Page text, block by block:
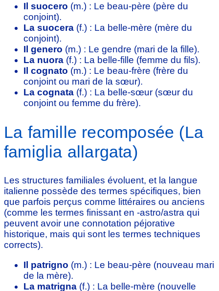
Il suocero (m.) : Le beau-père (père du
conjoint).
La suocera (f.) : La belle-mère (mère du
conjoint).
Il genero (m.) : Le gendre (mari de la fille).
La nuora (f.) : La belle-fille (femme du fils).
Il cognato (m.) : Le beau-frère (frère du
conjoint ou mari de la sœur).
La cognata (f.) : La belle-sœur (sœur du
conjoint ou femme du frère).
La famille recomposée (La
famiglia allargata)
Les structures familiales évoluent, et la langue
italienne possède des termes spécifiques, bien
que parfois perçus comme littéraires ou anciens
(comme les termes finissant en -astro/astra qui
peuvent avoir une connotation péjorative
historique, mais qui sont les termes techniques
corrects).
Il patrigno (m.) : Le beau-père (nouveau mari
de la mère).
La matrigna (f.) : La belle-mère (nouvelle